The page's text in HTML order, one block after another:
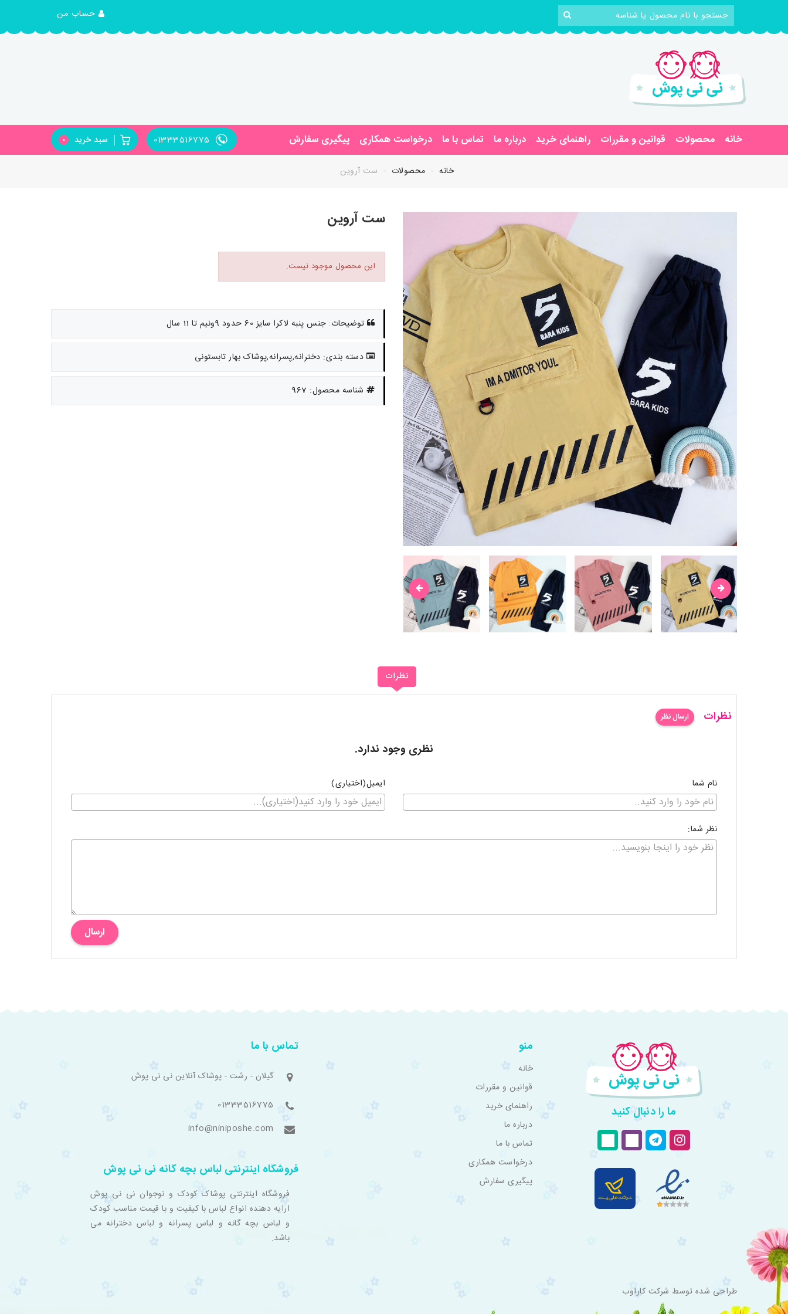
حساب من
خانه محصولات قوانین و مقررات راهنمای خرید درباره ما تماس با ما درخواست همکاری پیگیری سفارش سبد خرید 0 01333516775
خانه محصولات ست آروین
ست آروین
این محصول موجود نیست.
توضیحات: جنس پنبه لاکرا سایز 60 حدود 9ونیم تا 11 سال
دسته بندی: دخترانه,پسرانه,پوشاک بهار تابستونی
شناسه محصول: 967
نظرات
نظرات ارسال نظر
نظری وجود ندارد.
نام شما ایمیل(اختیاری)
نظر شما:
ارسال
ما را دنبال کنید
منو
خانه
قوانین و مقررات
راهنمای خرید
درباره ما
تماس با ما
درخواست همکاری
پیگیری سفارش
تماس با ما
گیلان - رشت - پوشاک آنلاین نی نی پوش
01333516775
info@niniposhe.com
فروشگاه اینترنتی لباس بچه گانه نی نی پوش
فروشگاه اینترنتی پوشاک کودک و نوجوان نی نی پوش
ارایه دهنده انواع لباس با کیفیت و با قیمت مناسب کودک
و لباس بچه گانه و لباس پسرانه و لباس دخترانه می
باشد.
طراحی شده توسط شرکت کاراوب